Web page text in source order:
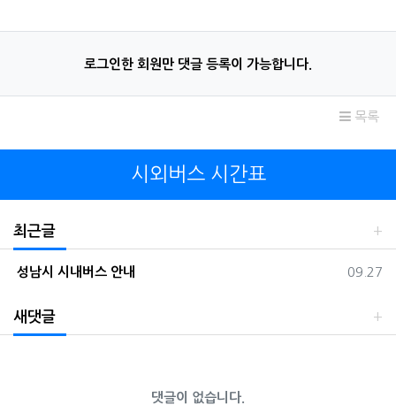
로그인한 회원만 댓글 등록이 가능합니다.
목록
시외버스 시간표
최근글
등록일
09.27
성남시 시내버스 안내
새댓글
댓글이 없습니다.